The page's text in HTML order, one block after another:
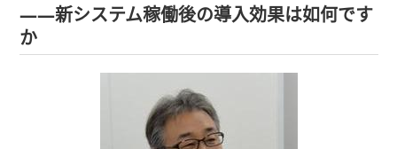
――新システム稼働後の導入効果は如何です
か